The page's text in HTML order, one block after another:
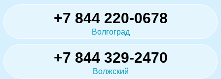
+7 844 220-0678
Волгоград
+7 844 329-2470
Волжский